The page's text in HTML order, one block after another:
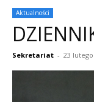
Aktualności
Sekretariat - 23 lutego